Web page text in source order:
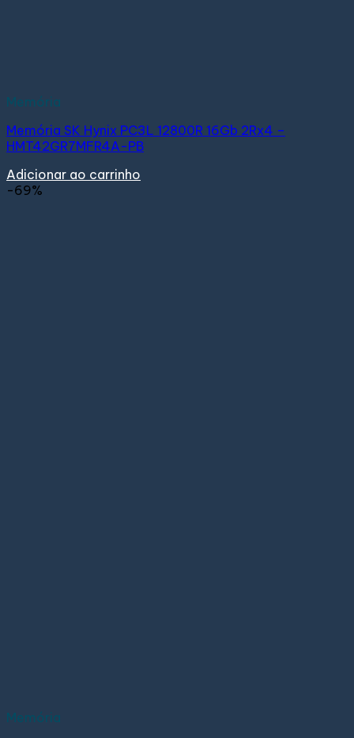
Memória
Memória SK Hynix PC3L 12800R 16Gb 2Rx4 –
HMT42GR7MFR4A-PB
Adicionar ao carrinho
-69%
Memória